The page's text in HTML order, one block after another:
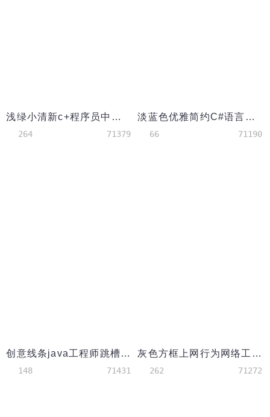
浅绿小清新c+程序员中级简历模板
264 71379
淡蓝色优雅简约C#语言开发工程师简历
66 71190
创意线条java工程师跳槽求职简历word模板
148 71431
灰色方框上网行为网络工程师简历
262 71272